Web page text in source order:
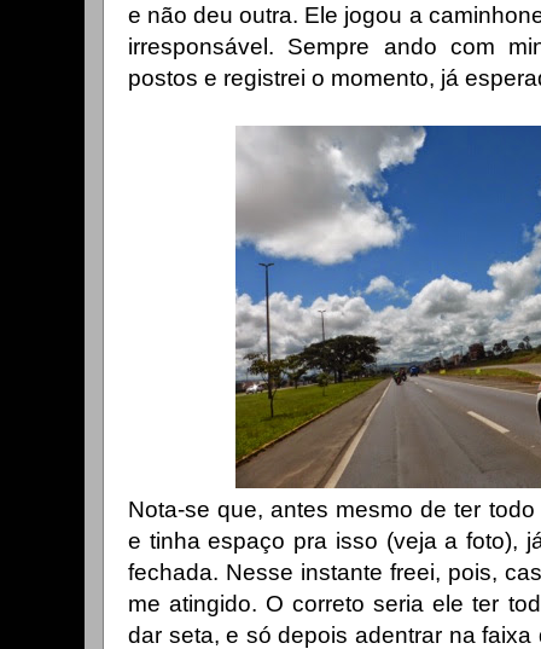
e não deu outra. Ele jogou a
irresponsável. Sempre ando com
postos e registrei o momento, já
Nota-se que, antes mesmo de ter
e tinha espaço pra isso (veja a foto),
fechada. Nesse instante freei, pois,
me atingido. O correto seria ele ter
dar seta, e só depois adentrar na